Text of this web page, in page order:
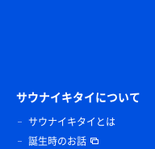
サウナイキタイについて
サウナイキタイとは
誕生時のお話